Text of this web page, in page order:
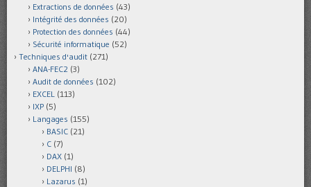
Extractions de données (43)
Intégrité des données (20)
Protection des données (44)
Sécurité informatique (52)
Techniques d'audit (271)
ANA-FEC2 (3)
Audit de données (102)
EXCEL (113)
IXP (5)
Langages (155)
BASIC (21)
C (7)
DAX (1)
DELPHI (8)
Lazarus (1)